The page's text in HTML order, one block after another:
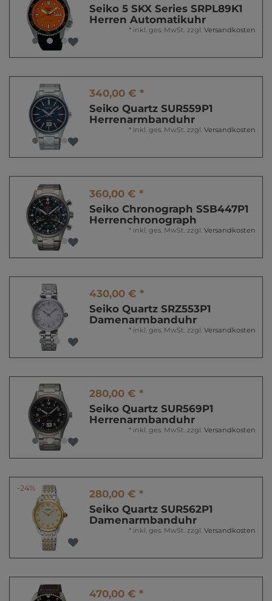
Seiko 5 SKX Series SRPL89K1
Herren Automatikuhr
* inkl. ges. MwSt. zzgl. Versandkosten
340,00 € *
Seiko Quartz SUR559P1
Herrenarmbanduhr
* inkl. ges. MwSt. zzgl. Versandkosten
360,00 € *
Seiko Chronograph SSB447P1
Herrenchronograph
* inkl. ges. MwSt. zzgl. Versandkosten
430,00 € *
Seiko Quartz SRZ553P1
Damenarmbanduhr
* inkl. ges. MwSt. zzgl. Versandkosten
280,00 € *
Seiko Quartz SUR569P1
Herrenarmbanduhr
* inkl. ges. MwSt. zzgl. Versandkosten
-24%
280,00 € *
Seiko Quartz SUR562P1
Damenarmbanduhr
* inkl. ges. MwSt. zzgl. Versandkosten
470,00 € *